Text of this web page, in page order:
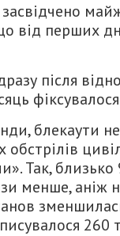
від перших
після
блекаути
Так,
менше, аніж
260